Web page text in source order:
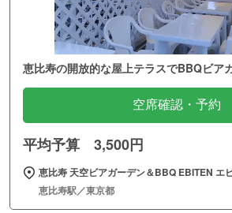
恵比寿の開放的な屋上テラスでBBQビア
空席確認・予約
平均予算 3,500円
恵比寿 天空ビアガーデン＆BBQ EBITEN エ
恵比寿駅／東京都